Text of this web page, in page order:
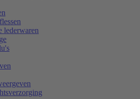
lederwaren